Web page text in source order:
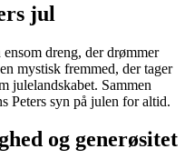
jul
dreng, der drømmer
mystisk fremmed, der tager
julelandskabet. Sammen
Peters syn på julen for altid.
og generøsitet